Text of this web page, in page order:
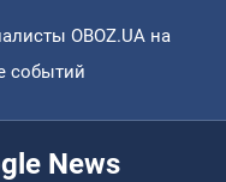
OBOZ.UA на
событий
News